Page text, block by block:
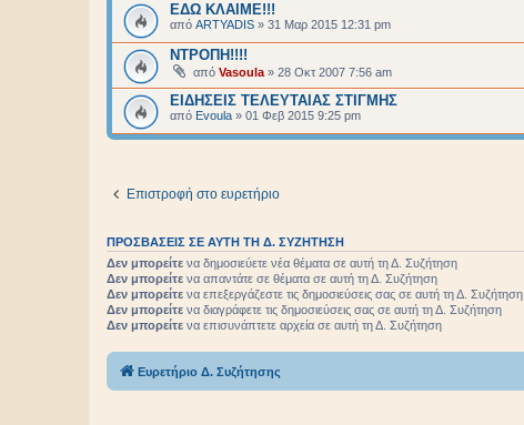
ΕΔΩ ΚΛΑΙΜΕ!!!
από ARTYADIS » 31 Μαρ 2015 12:31 pm
ΝΤΡΟΠΗ!!!!
από Vasoula » 28 Οκτ 2007 7:56 am
ΕΙΔΗΣΕΙΣ ΤΕΛΕΥΤΑΙΑΣ ΣΤΙΓΜΗΣ
από Evoula » 01 Φεβ 2015 9:25 pm
Επιστροφή στο ευρετήριο
ΠΡΟΣΒΆΣΕΙΣ ΣΕ ΑΥΤΉ ΤΗ Δ. ΣΥΖΉΤΗΣΗ
Δεν μπορείτε να δημοσιεύετε νέα θέματα σε αυτή τη Δ. Συζήτηση
Δεν μπορείτε να απαντάτε σε θέματα σε αυτή τη Δ. Συζήτηση
Δεν μπορείτε να επεξεργάζεστε τις δημοσιεύσεις σας σε αυτή τη Δ. Συζήτηση
Δεν μπορείτε να διαγράφετε τις δημοσιεύσεις σας σε αυτή τη Δ. Συζήτηση
Δεν μπορείτε να επισυνάπτετε αρχεία σε αυτή τη Δ. Συζήτηση
Ευρετήριο Δ. Συζήτησης